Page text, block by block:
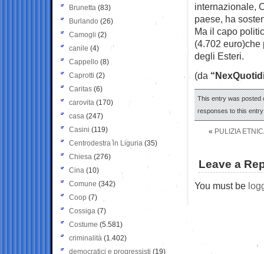
internazionale,
paese, ha
Ma il capo
(4.702
degli Esteri.
(da
This entry was posted
responses to this
« PULIZIA
Leave a
You must be
Brunetta (83)
Burlando (26)
Camogli (2)
canile (4)
Cappello (8)
Caprotti (2)
Caritas (6)
carovita (170)
casa (247)
Casini (119)
Centrodestra in Liguria (35)
Chiesa (276)
Cina (10)
Comune (342)
Coop (7)
Cossiga (7)
Costume (5.581)
criminalità (1.402)
democratici e progressisti (19)